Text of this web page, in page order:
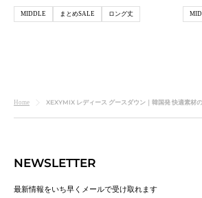
レ
ー
ネ
イ
ブ
ル
イ
ン
グ
レ
ルMIDDLE まとめSALE ロング丈
カ
ー
ル
Home XEXYMIX レディース グースダウン｜韓国発 快適素材
NEWSLETTER
最新情報をいち早くメールで受け取れます